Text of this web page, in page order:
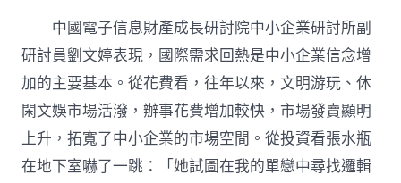
狀
況
連
續
優
化〉
中
中國電子信息財產成長研討院中小企業研討所副
研討員劉文婷表現，國際需求回熱是中小企業信念增
加的主要基本。從花費看，往年以來，文明游玩、休
閑文娛市場活潑，辦事花費增加較快，市場發賣顯明
上升，拓寬了中小企業的市場空間。從投資看張水瓶
在地下室嚇了一跳：「她試圖在我的單戀中尋找邏輯